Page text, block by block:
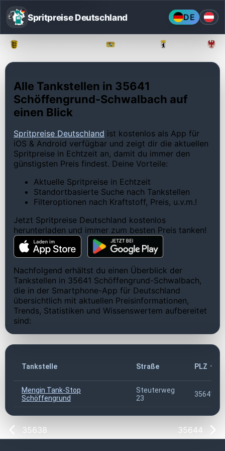
Spritpreise Deutschland DE
Alle Tankstellen in 35641
Schöffengrund-Schwalbach auf
einen Blick
Spritpreise Deutschland ist kostenlos als App für
iOS & Android verfügbar und zeigt dir die aktuellen
Spritpreise in Echtzeit an, damit du immer den
günstigsten Preis findest. Deine Vorteile:
Aktuelle Spritpreise in Echtzeit
Standortbasierte Suche nach Tankstellen
Filteroptionen nach Kraftstoff, Preis, u.v.m.!
Jetzt Spritpreise Deutschland kostenlos
herunterladen und immer zum besten Preis tanken!
Nachfolgend erhältst du einen Überblick der
Tankstellen in 35641 Schöffengrund-Schwalbach,
die in der Smartphone-App für Deutschland
übersichtlich mit aktuellen Preisinformationen,
Trends, Statistiken und Wissenswertem aufbereitet
sind:
Tankstelle Straße PLZ
Mengin Tank-Stop
Schöffengrund
Steuterweg
23
35641
35638 35644